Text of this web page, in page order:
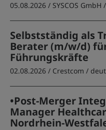
05.08.2026 / SYSCOS GmbH
Selbstständig als
Berater (m/w/d)
Führungskräfte
02.08.2026 / Crestcom /
•Post-Merger
Manager
Nordrhein-